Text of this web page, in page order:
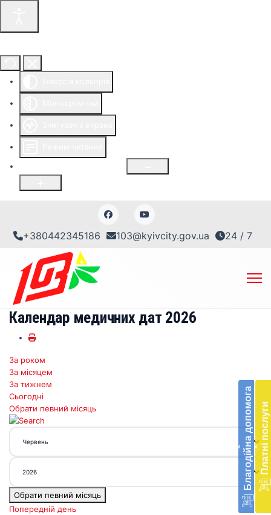
+380442345186 103@kyivcity.gov.ua 24 / 7
‹ Благодійна допомогав
‹ Платні послуги
Календар медичних дат 2026
За роком
За місяцем
За тижнем
Сьогодні
Обрати певний місяць
Обрати певний місяць
Попередній день